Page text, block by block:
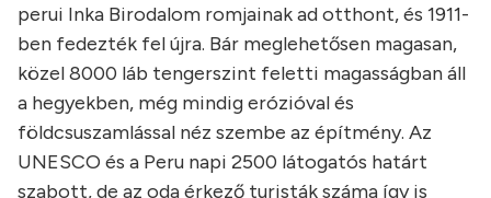
perui Inka Birodalom romjainak ad otthont, és 1911-
ben fedezték fel újra. Bár meglehetősen magasan,
közel 8000 láb tengerszint feletti magasságban áll
a hegyekben, még mindig erózióval és
földcsuszamlással néz szembe az építmény. Az
UNESCO és a Peru napi 2500 látogatós határt
szabott, de az oda érkező turisták száma így is